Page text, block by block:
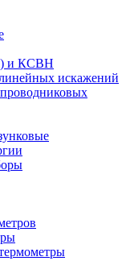
и КСВН
искажений